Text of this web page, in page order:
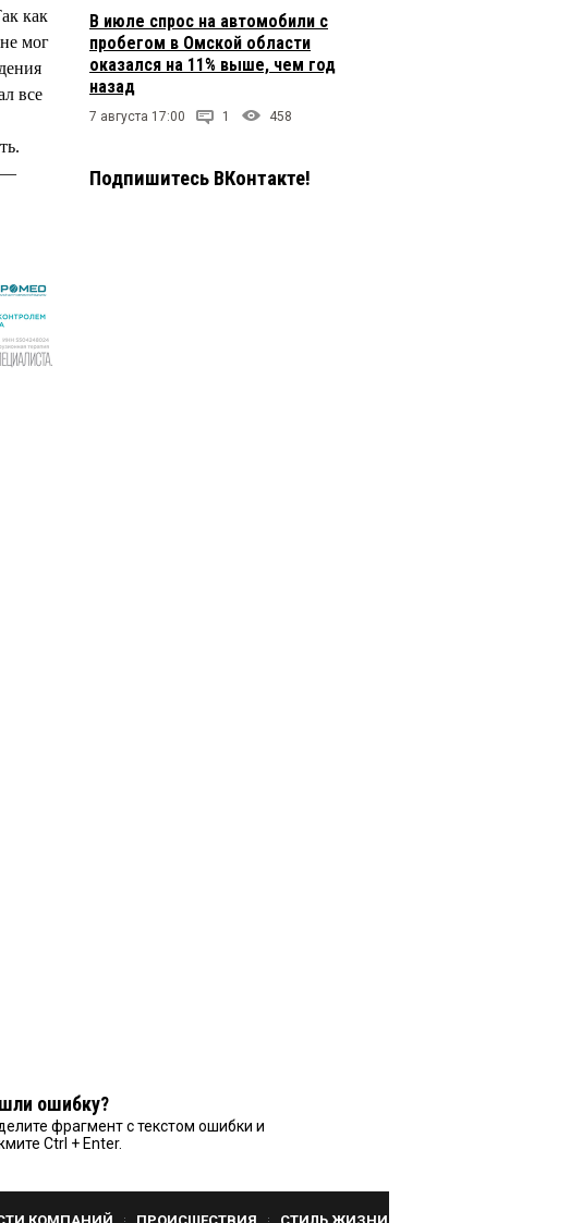
как
мог
все
—
В июле спрос на автомобили с
пробегом в Омской области
оказался на 11% выше, чем год
назад
7 августа 17:00 1 458
Подпишитесь ВКонтакте!
ошибку?
фрагмент с текстом ошибки и
Ctrl + Enter.